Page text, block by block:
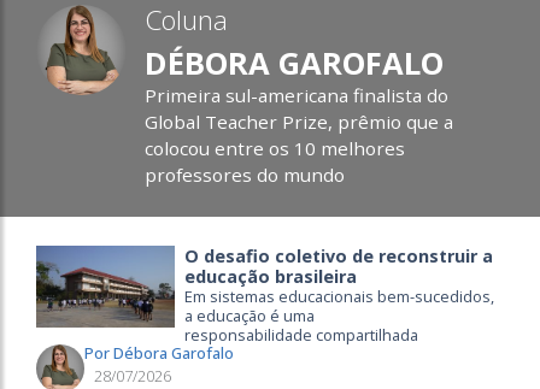
Coluna
DÉBORA GAROFALO
Primeira sul-americana finalista do
Global Teacher Prize, prêmio que a
colocou entre os 10 melhores
professores do mundo
O desafio coletivo de reconstruir a
educação brasileira
Em sistemas educacionais bem-sucedidos,
a educação é uma
responsabilidade compartilhada
Por Débora Garofalo
28/07/2026